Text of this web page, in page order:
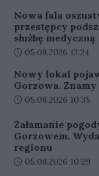
Nowa fala
przestępcy
służbę medyczną
Data dodania
05.08.2026 12:24
Nowy lokal
Gorzowa.
Data dodania
05.08.2026 10:35
Załamanie
Gorzowem.
regionu
Data dodania
05.08.2026 10:29